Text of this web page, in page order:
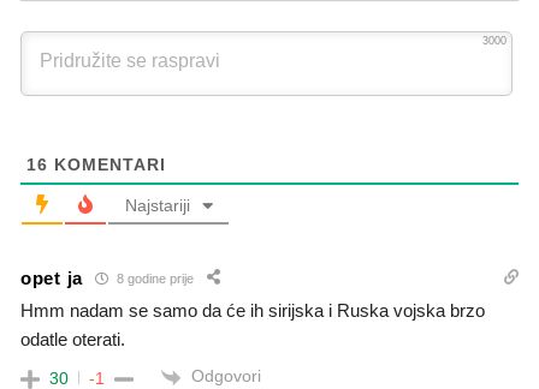
3000
16 KOMENTARI
Najstariji
opet ja 8 godine prije
Hmm nadam se samo da će ih sirijska i Ruska vojska brzo
odatle oterati.
30 -1 Odgovori